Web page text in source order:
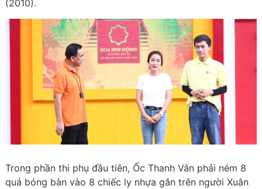
(2010).
Trong phần thi phụ đầu tiên, Ốc Thanh Vân phải ném 8
quả bóng bàn vào 8 chiếc ly nhựa gắn trên người Xuân